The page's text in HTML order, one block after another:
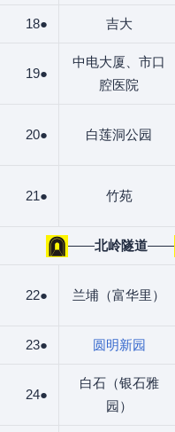
18● 吉大
19●
中电大厦、市口
腔医院
20● 白莲洞公园
21● 竹苑
——北岭隧道——
22● 兰埔（富华里）
23● 圆明新园
24●
白石（银石雅
园）